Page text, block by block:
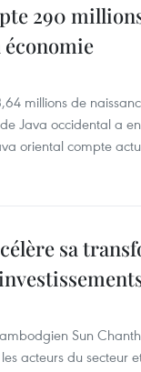
290
millions de
Java occidental a
oriental compte
sa
Sun
acteurs du secteur